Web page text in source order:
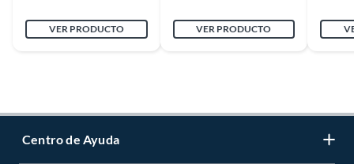
VER PRODUCTO VER PRODUCTO
Centro de Ayuda